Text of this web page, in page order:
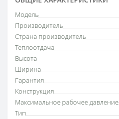
Модель
Производитель
Страна производитель
Теплоотдача
Высота
Ширина
Гарантия
Конструкция
Максимальное рабочее давление
Тип